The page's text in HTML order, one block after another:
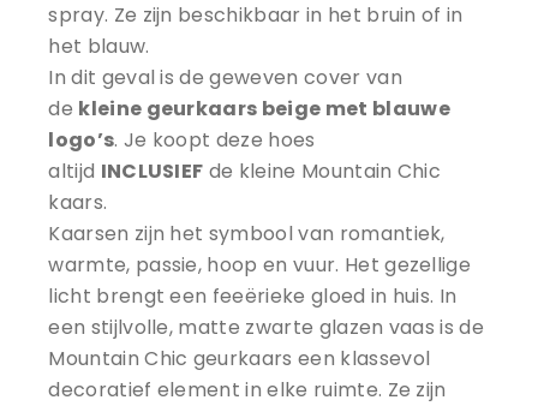
spray. Ze zijn beschikbaar in het bruin of in
het blauw.
In dit geval is de geweven cover van
de kleine geurkaars beige met blauwe
logo’s. Je koopt deze hoes
altijd INCLUSIEF de kleine Mountain Chic
kaars.
Kaarsen zijn het symbool van romantiek,
warmte, passie, hoop en vuur. Het gezellige
licht brengt een feeërieke gloed in huis. In
een stijlvolle, matte zwarte glazen vaas is de
Mountain Chic geurkaars een klassevol
decoratief element in elke ruimte. Ze zijn